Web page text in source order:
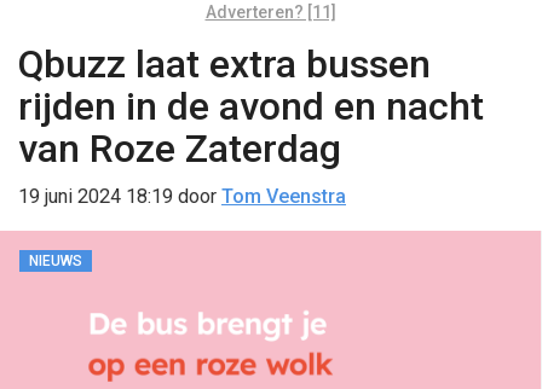
Adverteren? [11]
Qbuzz laat extra bussen
rijden in de avond en nacht
van Roze Zaterdag
19 juni 2024 18:19 door Tom Veenstra
NIEUWS